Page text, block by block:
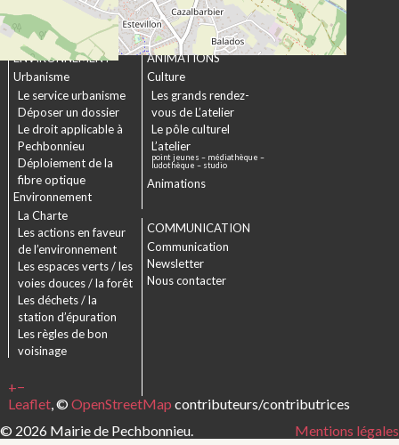
+−
Leaflet, © OpenStreetMap contributeurs/contributrices
Projet Se Canto
URBANISME &
ENVIRONNEMENT
Urbanisme
Le service urbanisme
Déposer un dossier
Le droit applicable à
Pechbonnieu
Déploiement de la
fibre optique
Environnement
La Charte
Les actions en faveur
de l’environnement
Les espaces verts / les
voies douces / la forêt
Les déchets / la
station d’épuration
Les règles de bon
voisinage
CULTURE &
ANIMATIONS
Culture
Les grands rendez-
vous de L’atelier
Le pôle culturel
L’atelier
point jeunes – médiathèque –
ludothèque – studio
Animations
COMMUNICATION
Communication
Newsletter
Nous contacter
© 2026 Mairie de Pechbonnieu. Mentions légales